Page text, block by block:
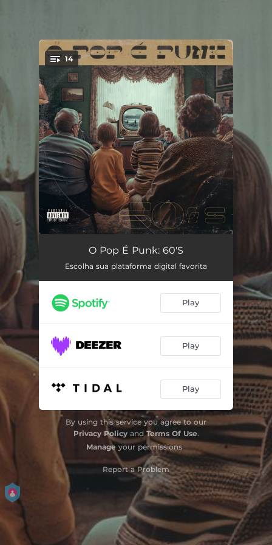
You're all set!
14
Roda Viva 03:14
Nossa Canção 03:26
Preciso Ser Feliz
Quero Que Tudo Vá pro Inferno 02:20
Alegria, Alegria
Se Alguém Chorou 02:29
Ando Meio Desligado 02:59
Gatinha Manhosa 02:02
E por Isso Estou Aqui 01:46
Trabalhar 02:17
Broto Legal 02:19
O Pop É Punk: 60'S
Escolha sua plataforma digital favorita
Play
Play
Play
By using this service you agree to our
Privacy PolicyandTerms Of Use.
Manage your permissions
Report a Problem